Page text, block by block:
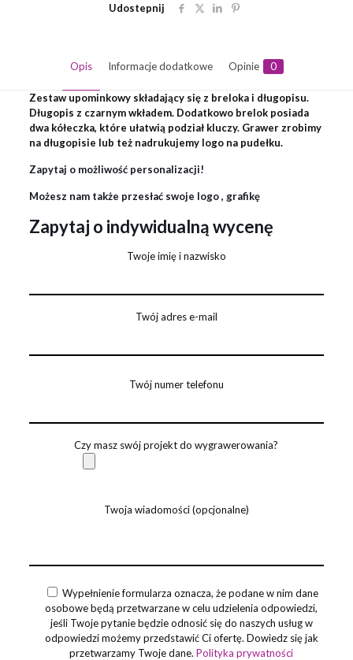
Udostepnij
Opis Informacje dodatkowe Opinie 0
Zestaw upominkowy składający się z breloka i długopisu.
Długopis z czarnym wkładem. Dodatkowo brelok posiada
dwa kółeczka, które ułatwią podział kluczy. Grawer zrobimy
na długopisie lub też nadrukujemy logo na pudełku.
Zapytaj o możliwość personalizacji!
Możesz nam także przesłać swoje logo , grafikę
Zapytaj o indywidualną wycenę
Twoje imię i nazwisko
Twój adres e-mail
Twój numer telefonu
Czy masz swój projekt do wygrawerowania?
Twoja wiadomości (opcjonalne)
Wypełnienie formularza oznacza, że podane w nim dane
osobowe będą przetwarzane w celu udzielenia odpowiedzi,
jeśli Twoje pytanie będzie odnosić się do naszych usług w
odpowiedzi możemy przedstawić Ci ofertę. Dowiedz się jak
przetwarzamy Twoje dane.Polityka prywatności